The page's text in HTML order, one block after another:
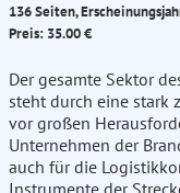
136 Seiten,
Preis: 35.00 €
Der gesamte Sektor
steht durch eine stark
vor großen
Unternehmen der
auch für die